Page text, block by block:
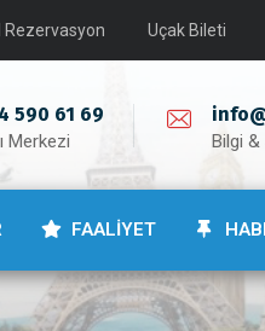
Rezervasyon Uçak Bileti
590 61 69
Merkezi Bilgi &
FAALİYET